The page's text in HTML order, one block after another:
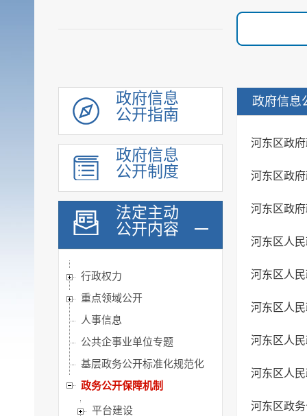
政府信息
公开指南
政府信息
公开制度
法定主动
公开内容
规划计划
会议公开
政府工作报告
统计信息
建议提案办理
重大行政决策公开
行政权力
重点领域公开
人事信息
公共企事业单位专题
基层政务公开标准化规范化
政务公开保障机制
平台建设
政府信息
河东区政
河东区政
河东区政
河东区人
河东区人
河东区人
河东区人
河东区人
河东区政